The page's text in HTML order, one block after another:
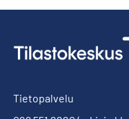
Tietopalvelu